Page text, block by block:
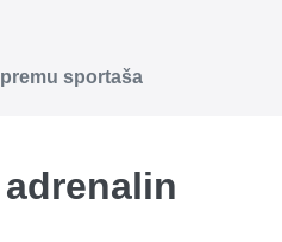
sportaša
adrenalin